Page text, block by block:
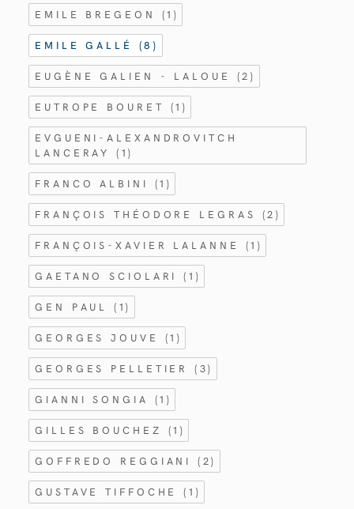
EMILE BREGEON (1)
EMILE GALLÉ (8)
EUGÈNE GALIEN - LALOUE (2)
EUTROPE BOURET (1)
EVGUENI-ALEXANDROVITCH
LANCERAY(1)
FRANCO ALBINI (1)
FRANÇOIS THÉODORE LEGRAS (2)
FRANÇOIS-XAVIER LALANNE (1)
GAETANO SCIOLARI(1)
GEN PAUL(1)
GEORGES JOUVE (1)
GEORGES PELLETIER(3)
GIANNI SONGIA (1)
GILLES BOUCHEZ (1)
GOFFREDO REGGIANI(2)
GUSTAVE TIFFOCHE(1)